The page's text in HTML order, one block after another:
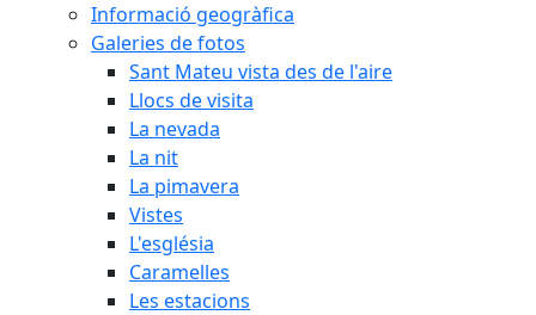
Informació geogràfica
Galeries de fotos
Sant Mateu vista des de l'aire
Llocs de visita
La nevada
La nit
La pimavera
Vistes
L'església
Caramelles
Les estacions